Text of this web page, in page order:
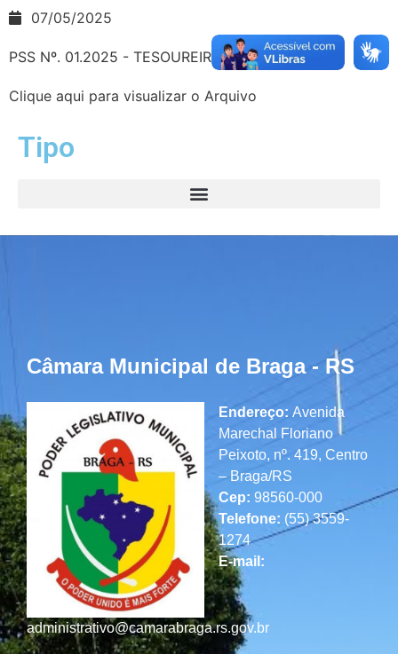
07/05/2025
PSS Nº. 01.2025 - TESOUREIRO
Clique aqui para visualizar o Arquivo
Tipo
Câmara Municipal de Braga - RS
Endereço: Avenida
Marechal Floriano
Peixoto, nº. 419, Centro
– Braga/RS
Cep: 98560-000
Telefone: (55) 3559-
1274
E-mail:
administrativo@camarabraga.rs.gov.br